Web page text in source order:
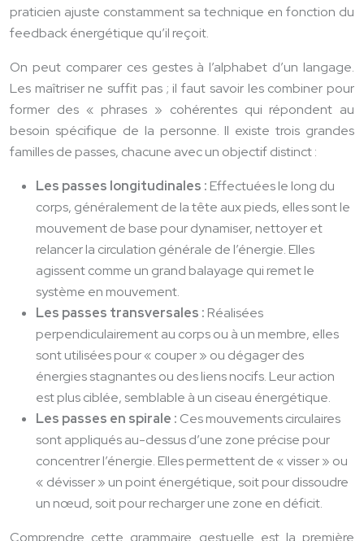
praticien ajuste constamment sa technique en fonction du
feedback énergétique qu’il reçoit.
On peut comparer ces gestes à l’alphabet d’un langage.
Les maîtriser ne suffit pas ; il faut savoir les combiner pour
former des « phrases » cohérentes qui répondent au
besoin spécifique de la personne. Il existe trois grandes
familles de passes, chacune avec un objectif distinct :
Les passes longitudinales : Effectuées le long du
corps, généralement de la tête aux pieds, elles sont le
mouvement de base pour dynamiser, nettoyer et
relancer la circulation générale de l’énergie. Elles
agissent comme un grand balayage qui remet le
système en mouvement.
Les passes transversales : Réalisées
perpendiculairement au corps ou à un membre, elles
sont utilisées pour « couper » ou dégager des
énergies stagnantes ou des liens nocifs. Leur action
est plus ciblée, semblable à un ciseau énergétique.
Les passes en spirale : Ces mouvements circulaires
sont appliqués au-dessus d’une zone précise pour
concentrer l’énergie. Elles permettent de « visser » ou
« dévisser » un point énergétique, soit pour dissoudre
un nœud, soit pour recharger une zone en déficit.
Comprendre cette grammaire gestuelle est la première